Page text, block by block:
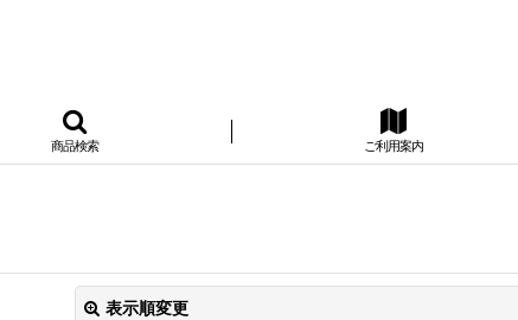
商品検索 ご利用案内
表示順変更